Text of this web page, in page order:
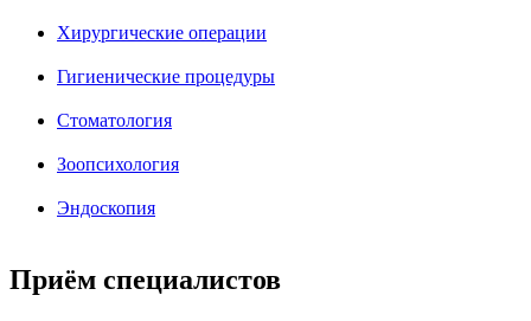
Хирургические операции
Гигиенические процедуры
Стоматология
Зоопсихология
Эндоскопия
Приём специалистов